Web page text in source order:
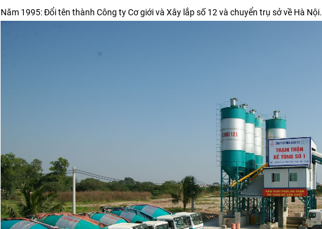
Năm 1995: Đổi tên thành Công ty Cơ giới và Xây lắp số 12 và chuyển trụ sở về Hà Nội.